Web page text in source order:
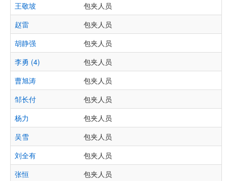
王敬坡
包夹人员
赵雷
包夹人员
胡静强
包夹人员
李勇 (4)
包夹人员
曹旭涛
包夹人员
邹长付
包夹人员
杨力
包夹人员
吴雪
包夹人员
刘全有
包夹人员
张恒
包夹人员